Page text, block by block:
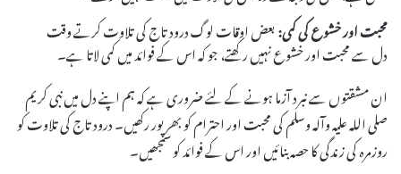
محبت اور خشوع کی کمی:بعض اوقات لوگ درود تاج کی تلاوت کرتے وقت
دل سے محبت اور خشوع نہیں رکھتے، جو کہ اس کے فوائد میں کمی لاتا ہے۔
ان مشقتوں سے نبرد آزما ہونے کے لئے ضروری ہے کہ ہم اپنے دل میں نبی کریم
صلی اللہ علیہ وآلہ وسلم کی محبت اور احترام کو بھرپور رکھیں۔ درود تاج کی تلاوت کو
روزمرہ کی زندگی کا حصہ بنائیں اور اس کے فوائد کو سمجھیں۔